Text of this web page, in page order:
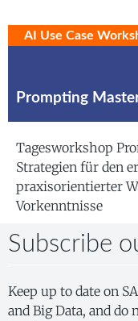
AI Use Case
Prompting
Tagesworkshop
Strategien für den
praxisorientierter
Vorkenntnisse
Subscribe
Keep up to date on
and Big Data, and do